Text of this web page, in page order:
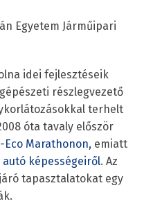
Egyetem Járműipari
idei fejlesztéseik
részlegvezető
terhelt
óta tavaly először
Eco Marathonon, emiatt
autó képességeiről. Az
tapasztalatokat egy